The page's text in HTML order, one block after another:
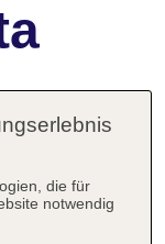
die für
notwendig